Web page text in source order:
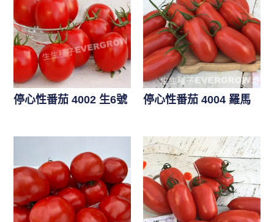
停心性番茄 4002 生6號 停心性番茄 4004 羅馬